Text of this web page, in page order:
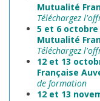
Mutualité
Téléchargez
5 et 6 octobre
Mutualité
Téléchargez
12 et 13
Française
de formation
12 et 13